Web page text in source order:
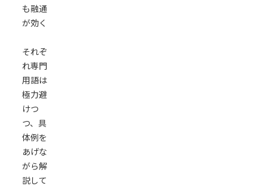
も融通
が効く
それぞ
れ専門
用語は
極力避
けつ
つ、具
体例を
あげな
がら解
説して